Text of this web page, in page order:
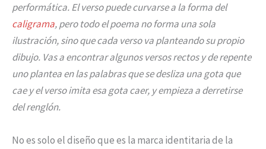
performática. El verso puede curvarse a la forma del
caligrama, pero todo el poema no forma una sola
ilustración, sino que cada verso va planteando su propio
dibujo. Vas a encontrar algunos versos rectos y de repente
uno plantea en las palabras que se desliza una gota que
cae y el verso imita esa gota caer, y empieza a derretirse
del renglón.
No es solo el diseño que es la marca identitaria de la